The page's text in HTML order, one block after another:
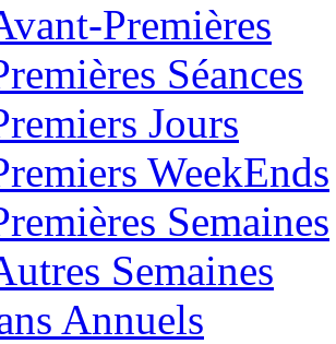
Premières
Séances
Jours
WeekEnds
Semaines
Semaines
Annuels